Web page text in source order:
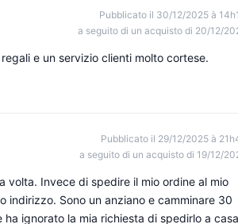
Pubblicato il 30/12/2025 à
a seguito di un acquisto di 20/12/
e un servizio clienti molto cortese.
Pubblicato il 29/12/2025 à
a seguito di un acquisto di 19/12/
volta. Invece di spedire il mio ordine al mio
indirizzo. Sono un anziano e camminare 30
ignorato la mia richiesta di spedirlo a casa